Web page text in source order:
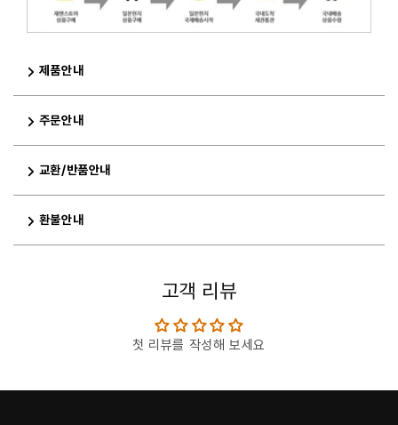
제품안내
주문안내
교환/반품안내
환불안내
고객 리뷰
첫 리뷰를 작성해 보세요